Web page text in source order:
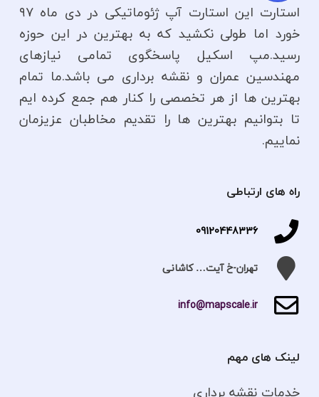
استارت این استارت آپ ژئوماتیکی در دی ماه ۹۷
خورد اما طولی نکشید که به بهترین در این حوزه
رسید.مپ اسکیل پاسخگوی تمامی نیازهای
مهندسین عمران و نقشه برداری می باشد.ما تمام
بهترین ها از هر تخصصی را کنار هم جمع کرده ایم
تا بتوانیم بهترین ها را تقدیم مخاطبان عزیزمان
نماییم.
راه های ارتباطی
09120448336
تهران-خ آیت… کاشانی
info@mapscale.ir
لینک های مهم
خدمات نقشه برداری